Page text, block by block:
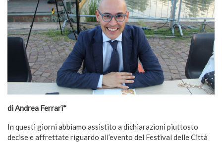
di Andrea Ferrari*
In questi giorni abbiamo assistito a dichiarazioni piuttosto
decise e affrettate riguardo all’evento del Festival delle Città